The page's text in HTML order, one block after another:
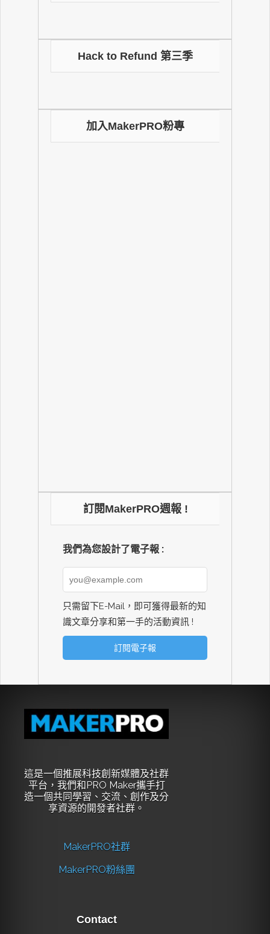
Hack to Refund 第三季
加入MakerPRO粉專
訂閱MakerPRO週報 !
我們為您設計了電子報 :
只需留下E-Mail，即可獲得最新的知
識文章分享和第一手的活動資訊 !
這是一個推展科技創新媒體及社群
平台，我們和PRO Maker攜手打
造一個共同學習、交流、創作及分
享資源的開發者社群。
MakerPRO社群
MakerPRO粉絲團
Contact